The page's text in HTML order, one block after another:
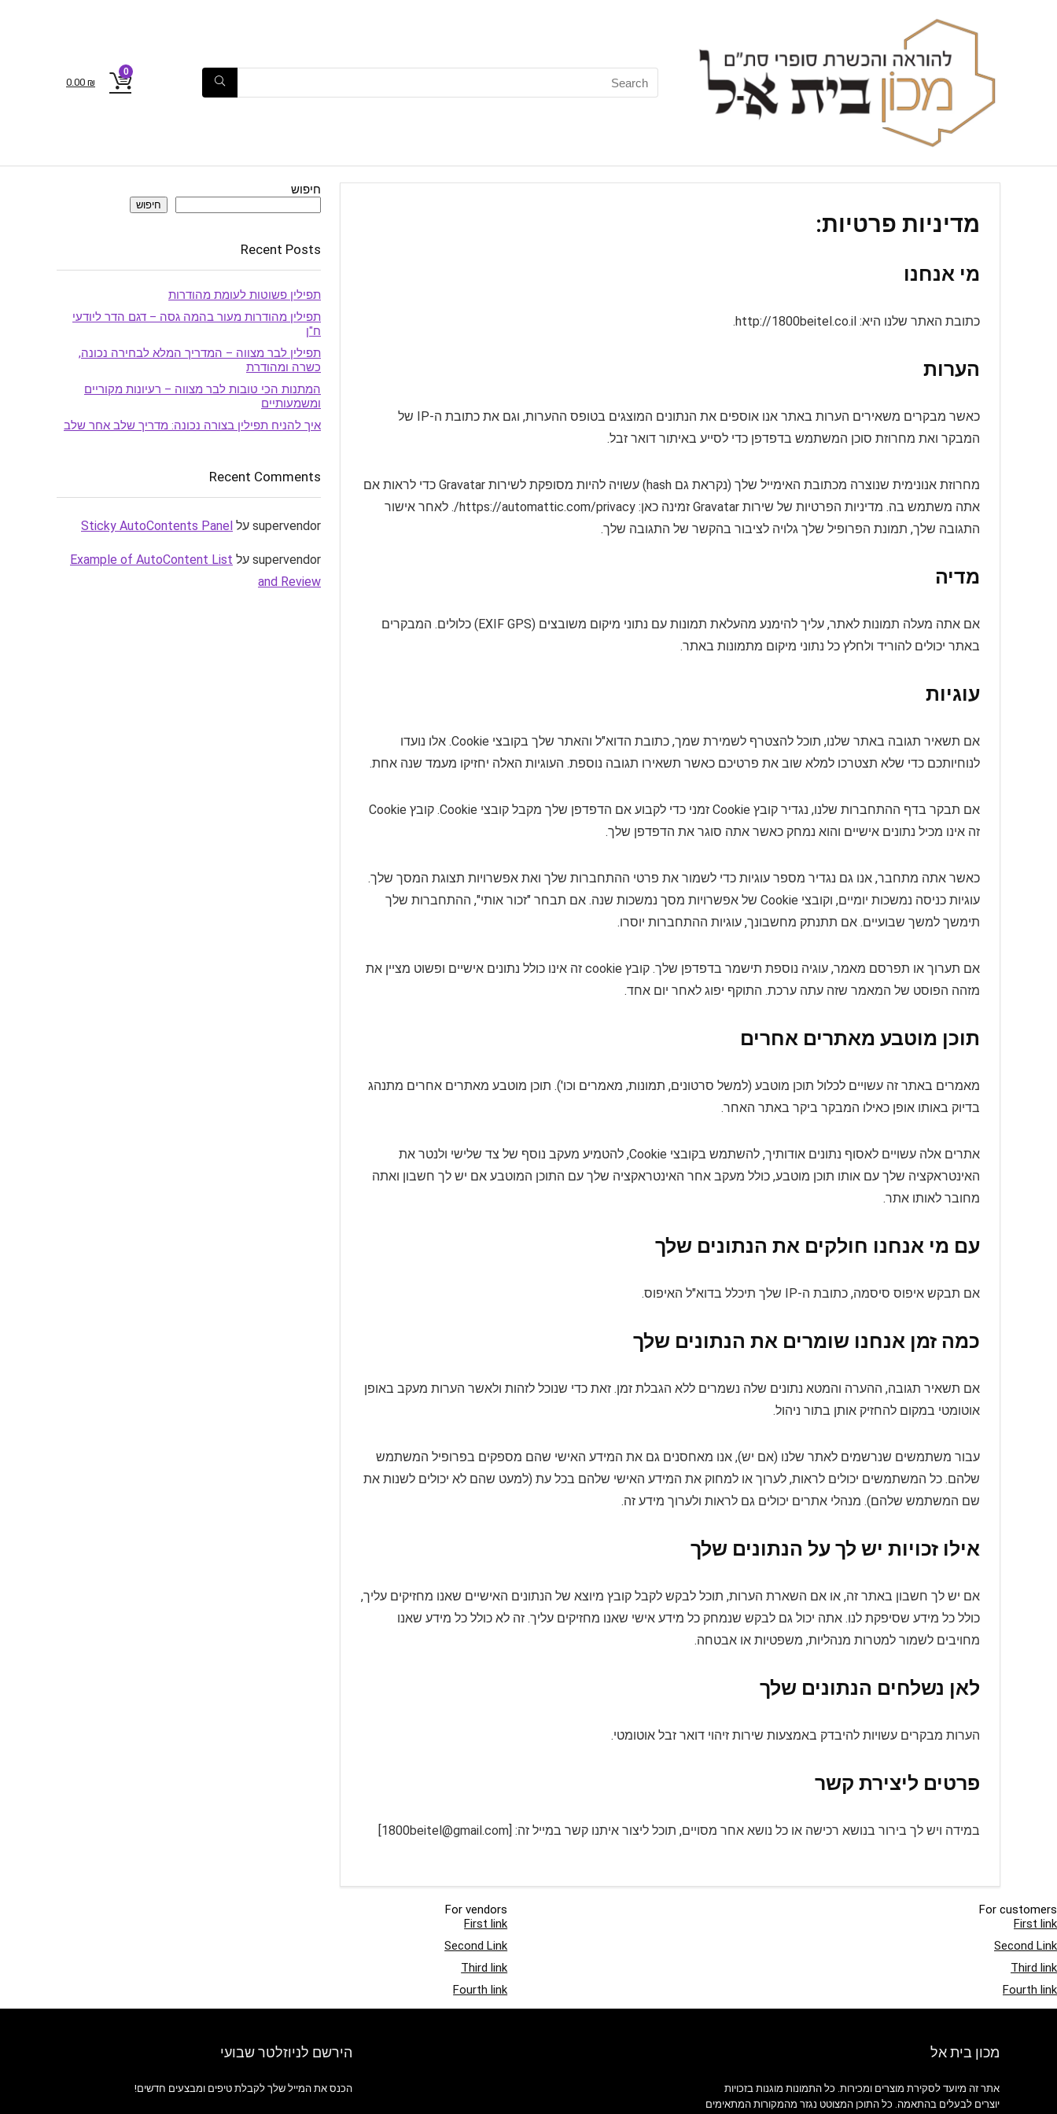
Search
for:
0
0.00 ₪
מדיניות פרטיות:
מי אנחנו
כתובת האתר שלנו היא: http://1800beitel.co.il.
הערות
כאשר מבקרים משאירים הערות באתר אנו אוספים את הנתונים המוצגים בטופס ההערות, וגם את כתובת ה-IP של
המבקר ואת מחרוזת סוכן המשתמש בדפדפן כדי לסייע באיתור דואר זבל.
מחרוזת אנונימית שנוצרה מכתובת האימייל שלך (נקראת גם hash) עשויה להיות מסופקת לשירות Gravatar כדי לראות אם
אתה משתמש בה. מדיניות הפרטיות של שירות Gravatar זמינה כאן: https://automattic.com/privacy/. לאחר אישור
התגובה שלך, תמונת הפרופיל שלך גלויה לציבור בהקשר של התגובה שלך.
מדיה
אם אתה מעלה תמונות לאתר, עליך להימנע מהעלאת תמונות עם נתוני מיקום משובצים (EXIF GPS) כלולים. המבקרים
באתר יכולים להוריד ולחלץ כל נתוני מיקום מתמונות באתר.
עוגיות
אם תשאיר תגובה באתר שלנו, תוכל להצטרף לשמירת שמך, כתובת הדוא"ל והאתר שלך בקובצי Cookie. אלו נועדו
לנוחיותכם כדי שלא תצטרכו למלא שוב את פרטיכם כאשר תשאירו תגובה נוספת. העוגיות האלה יחזיקו מעמד שנה אחת.
אם תבקר בדף ההתחברות שלנו, נגדיר קובץ Cookie זמני כדי לקבוע אם הדפדפן שלך מקבל קובצי Cookie. קובץ Cookie
זה אינו מכיל נתונים אישיים והוא נמחק כאשר אתה סוגר את הדפדפן שלך.
כאשר אתה מתחבר, אנו גם נגדיר מספר עוגיות כדי לשמור את פרטי ההתחברות שלך ואת אפשרויות תצוגת המסך שלך.
עוגיות כניסה נמשכות יומיים, וקובצי Cookie של אפשרויות מסך נמשכות שנה. אם תבחר "זכור אותי", ההתחברות שלך
תימשך למשך שבועיים. אם תתנתק מחשבונך, עוגיות ההתחברות יוסרו.
אם תערוך או תפרסם מאמר, עוגיה נוספת תישמר בדפדפן שלך. קובץ cookie זה אינו כולל נתונים אישיים ופשוט מציין את
מזהה הפוסט של המאמר שזה עתה ערכת. התוקף יפוג לאחר יום אחד.
תוכן מוטבע מאתרים אחרים
מאמרים באתר זה עשויים לכלול תוכן מוטבע (למשל סרטונים, תמונות, מאמרים וכו'). תוכן מוטבע מאתרים אחרים מתנהג
בדיוק באותו אופן כאילו המבקר ביקר באתר האחר.
אתרים אלה עשויים לאסוף נתונים אודותיך, להשתמש בקובצי Cookie, להטמיע מעקב נוסף של צד שלישי ולנטר את
האינטראקציה שלך עם אותו תוכן מוטבע, כולל מעקב אחר האינטראקציה שלך עם התוכן המוטבע אם יש לך חשבון ואתה
מחובר לאותו אתר.
עם מי אנחנו חולקים את הנתונים שלך
אם תבקש איפוס סיסמה, כתובת ה-IP שלך תיכלל בדוא"ל האיפוס.
כמה זמן אנחנו שומרים את הנתונים שלך
אם תשאיר תגובה, ההערה והמטא נתונים שלה נשמרים ללא הגבלת זמן. זאת כדי שנוכל לזהות ולאשר הערות מעקב באופן
אוטומטי במקום להחזיק אותן בתור ניהול.
עבור משתמשים שנרשמים לאתר שלנו (אם יש), אנו מאחסנים גם את המידע האישי שהם מספקים בפרופיל המשתמש
שלהם. כל המשתמשים יכולים לראות, לערוך או למחוק את המידע האישי שלהם בכל עת (למעט שהם לא יכולים לשנות את
שם המשתמש שלהם). מנהלי אתרים יכולים גם לראות ולערוך מידע זה.
אילו זכויות יש לך על הנתונים שלך
אם יש לך חשבון באתר זה, או אם השארת הערות, תוכל לבקש לקבל קובץ מיוצא של הנתונים האישיים שאנו מחזיקים עליך,
כולל כל מידע שסיפקת לנו. אתה יכול גם לבקש שנמחק כל מידע אישי שאנו מחזיקים עליך. זה לא כולל כל מידע שאנו
מחויבים לשמור למטרות מנהליות, משפטיות או אבטחה.
לאן נשלחים הנתונים שלך
הערות מבקרים עשויות להיבדק באמצעות שירות זיהוי דואר זבל אוטומטי.
פרטים ליצירת קשר
במידה ויש לך בירור בנושא רכישה או כל נושא אחר מסויים, תוכל ליצור איתנו קשר במייל זה: [1800beitel@gmail.com]
חיפוש
חיפוש
Recent Posts
תפילין פשוטות לעומת מהודרות
תפילין מהודרות מעור בהמה גסה – דגם הדר ליודעי
ח"ן
תפילין לבר מצווה – המדריך המלא לבחירה נכונה,
כשרה ומהודרת
המתנות הכי טובות לבר מצווה – רעיונות מקוריים
ומשמעותיים
איך להניח תפילין בצורה נכונה: מדריך שלב אחר שלב
Recent Comments
supervendor על Sticky AutoContents Panel
supervendor על Example of AutoContent List
and Review
For customers
First link
Second Link
Third link
Fourth link
For vendors
First link
Second Link
Third link
Fourth link
מכון בית אל
אתר זה מיועד לסקירת מוצרים ומכירות. כל התמונות מוגנות בזכויות
יוצרים לבעלים בהתאמה. כל התוכן המצוטט נגזר מהמקורות המתאימים
הירשם לניוזלטר שבועי
הכנס את המייל שלך לקבלת טיפים ומבצעים חדשים!